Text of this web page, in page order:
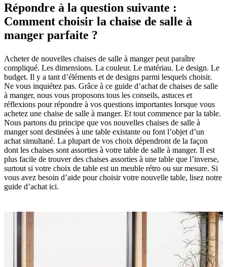
+
Helena
ChristensenInspirationService
clientsContactDélai
des
meublesInstructions
d’assemblage GarantieJuridiqueService
de
Décoration
d'Intérieur Commandez
des
échantillons
gratuits Trouver
un
magasin À
propos
de
BoConceptValeursResponsabilité
de
designers
Répondre à la question suivante :
Comment choisir la chaise de salle à
manger parfaite ?
Acheter de nouvelles chaises de salle à manger peut paraître
compliqué. Les dimensions. La couleur. Le matériau. Le design. Le
budget. Il y a tant d’éléments et de designs parmi lesquels choisir.
Ne vous inquiétez pas. Grâce à ce guide d’achat de chaises de salle
à manger, nous vous proposons tous les conseils, astuces et
réflexions pour répondre à vos questions importantes lorsque vous
achetez une chaise de salle à manger. Et tout commence par la table.
Nous partons du principe que vos nouvelles chaises de salle à
manger sont destinées à une table existante ou font l’objet d’un
achat simultané. La plupart de vos choix dépendront de la façon
dont les chaises sont assorties à votre table de salle à manger. Il est
plus facile de trouver des chaises assorties à une table que l’inverse,
surtout si votre choix de table est un meuble rétro ou sur mesure. Si
vous avez besoin d’aide pour choisir votre nouvelle table, lisez notre
guide d’achat ici.